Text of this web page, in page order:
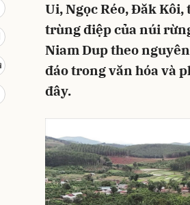
Ui, Ngọc Réo, Đăk
trùng điệp của núi
Niam Dup theo
đáo trong văn hóa và
đây.